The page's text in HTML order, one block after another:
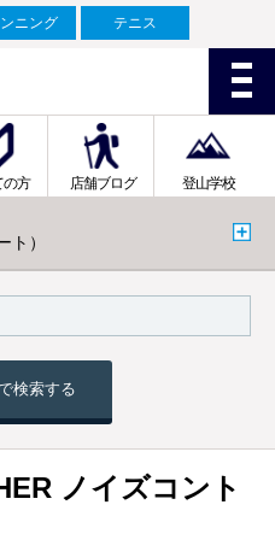
ニング テニス
の方 店舗ブログ 登山学校
ト）
検索する
ノイズコント